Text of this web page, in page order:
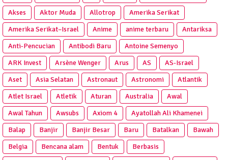
Akses
Aktor Muda Allotrop
Amerika Serikat
Amerika Serikat–Israel
Anime anime terbaru
Antariksa
Anti‑Pencucian
Antibodi Baru
Antoine Semenyo
ARK Invest
Arsène Wenger Arus AS
AS-Israel
Aset
Asia Selatan Astronaut Astronomi
Atlantik
Atlet Israel
Atletik Aturan Australia
Awal
Awal Tahun
Awsubs Axiom 4
Ayatollah Ali Khamenei
Balap
Banjir Banjir Besar Baru Batalkan
Bawah
Belgia
Bencana alam Bentuk
Berbasis